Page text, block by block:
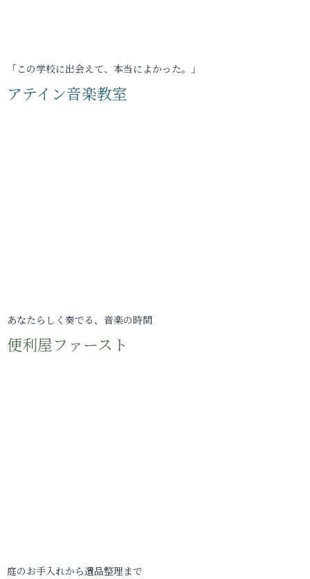
「この学校に出会えて、本当によかった。」
アテイン音楽教室
あなたらしく奏でる、音楽の時間
便利屋ファースト
庭のお手入れから遺品整理まで